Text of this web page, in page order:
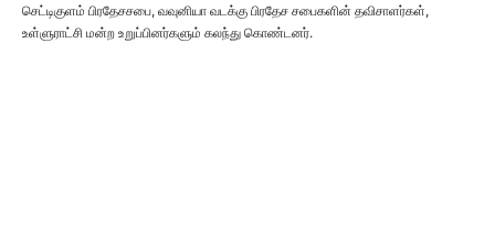
செட்டிகுளம் பிரதேசசபை, வவுனியா வடக்கு பிரதேச சபைகளின் தவிசாளர்கள்,
உள்ளுராட்சி மன்ற உறுப்பினர்களும் கலந்து கொண்டனர்.